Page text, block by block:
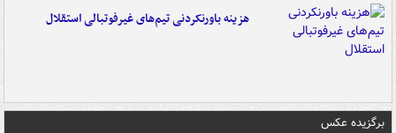
هزینه باورنکردنی تیم‌های غیرفوتبالی استقلال
برگزیده عکس